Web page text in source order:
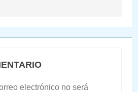
electrónico no será